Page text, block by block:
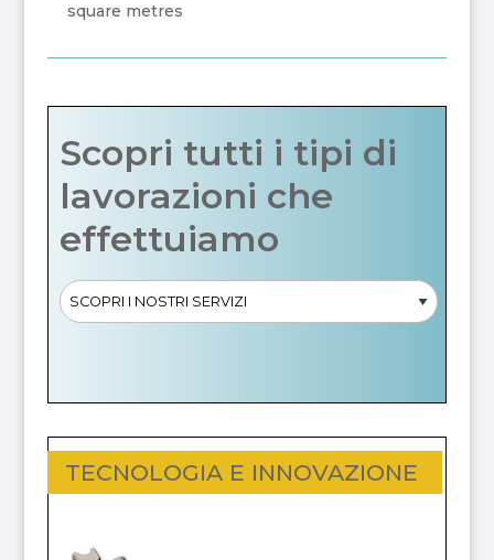
square metres
Scopri tutti i tipi di
lavorazioni che
effettuiamo
TECNOLOGIA E INNOVAZIONE